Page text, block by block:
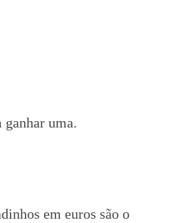
uma.
em euros são o